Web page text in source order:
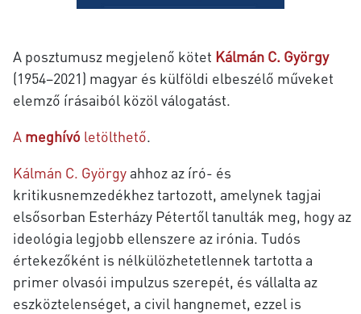
A posztumusz megjelenő kötet Kálmán C. György
(1954−2021) magyar és külföldi elbeszélő műveket
elemző írásaiból közöl válogatást.
A meghívó letölthető.
Kálmán C. Györgyahhoz az író- és
kritikusnemzedékhez tartozott, amelynek tagjai
elsősorban Esterházy Pétertől tanulták meg, hogy az
ideológia legjobb ellenszere az irónia. Tudós
értekezőként is nélkülözhetetlennek tartotta a
primer olvasói impulzus szerepét, és vállalta az
eszköztelenséget, a civil hangnemet, ezzel is